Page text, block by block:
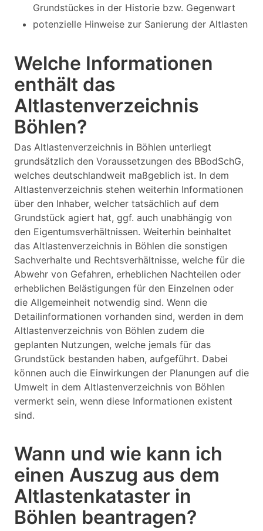
Grundstückes in der Historie bzw. Gegenwart
potenzielle Hinweise zur Sanierung der Altlasten
Welche Informationen
enthält das
Altlastenverzeichnis
Böhlen?
Das Altlastenverzeichnis in Böhlen unterliegt
grundsätzlich den Voraussetzungen des BBodSchG,
welches deutschlandweit maßgeblich ist. In dem
Altlastenverzeichnis stehen weiterhin Informationen
über den Inhaber, welcher tatsächlich auf dem
Grundstück agiert hat, ggf. auch unabhängig von
den Eigentumsverhältnissen. Weiterhin beinhaltet
das Altlastenverzeichnis in Böhlen die sonstigen
Sachverhalte und Rechtsverhältnisse, welche für die
Abwehr von Gefahren, erheblichen Nachteilen oder
erheblichen Belästigungen für den Einzelnen oder
die Allgemeinheit notwendig sind. Wenn die
Detailinformationen vorhanden sind, werden in dem
Altlastenverzeichnis von Böhlen zudem die
geplanten Nutzungen, welche jemals für das
Grundstück bestanden haben, aufgeführt. Dabei
können auch die Einwirkungen der Planungen auf die
Umwelt in dem Altlastenverzeichnis von Böhlen
vermerkt sein, wenn diese Informationen existent
sind.
Wann und wie kann ich
einen Auszug aus dem
Altlastenkataster in
Böhlen beantragen?